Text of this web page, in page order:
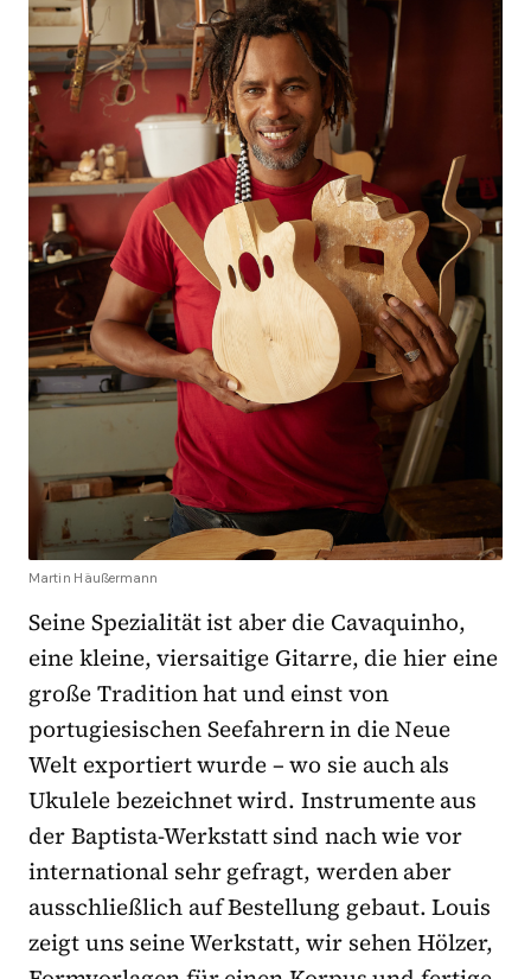
Martin Häußermann
Seine Spezialität ist aber die Cavaquinho,
eine kleine, viersaitige Gitarre, die hier eine
große Tradition hat und einst von
portugiesischen Seefahrern in die Neue
Welt exportiert wurde – wo sie auch als
Ukulele bezeichnet wird. Instrumente aus
der Baptista-Werkstatt sind nach wie vor
international sehr gefragt, werden aber
ausschließlich auf Bestellung gebaut. Louis
zeigt uns seine Werkstatt, wir sehen Hölzer,